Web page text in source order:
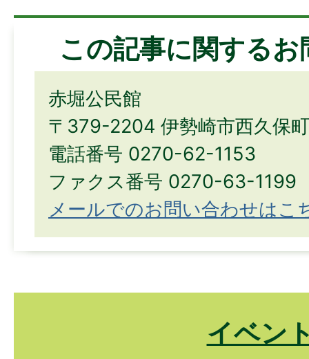
この記事に関する
赤堀公民館
〒379-2204 伊勢崎市西久保
電話番号 0270-62-1153
ファクス番号 0270-63-1199
メールでのお問い合わせはこ
イベン